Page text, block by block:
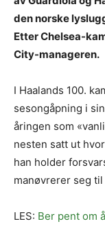
den norske
Etter Chelsea-
City-manageren.
I Haalands 100.
sesongåpning i
åringen som
nesten satt ut
han holder
manøvrerer seg
LES: Ber pent om